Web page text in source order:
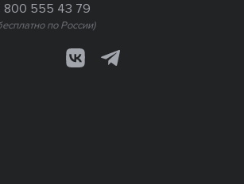
800 555 43 79
по России)